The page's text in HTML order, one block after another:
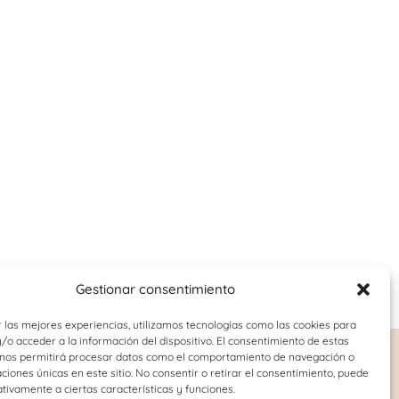
Gestionar consentimiento
las mejores experiencias, utilizamos tecnologías como las cookies para
o acceder a la información del dispositivo. El consentimiento de estas
permitirá procesar datos como el comportamiento de navegación o
únicas en este sitio. No consentir o retirar el consentimiento, puede
a ciertas características y funciones.
juvenil Logopedia